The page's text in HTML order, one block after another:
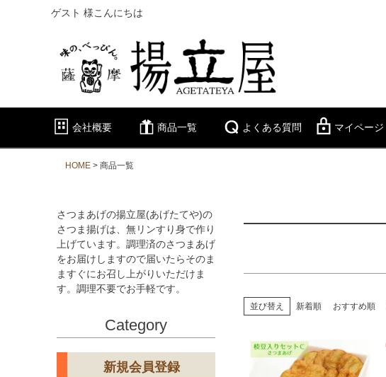
ゲスト 様こんにちは
会社概要 商品一覧 よくある質問 マイページ
HOME 商品一覧
さつまあげの揚立屋(あげたてや)の
さつま揚げは、無リンすり身で作り
上げています。調理済のさつまあげ
をお届けしますので届いたらそのま
ますぐにお召し上がりいただけま
す。調理不要でお手軽です。
Category
新規会員登録
商品タグ
並び替え 新着順 おすすめ順